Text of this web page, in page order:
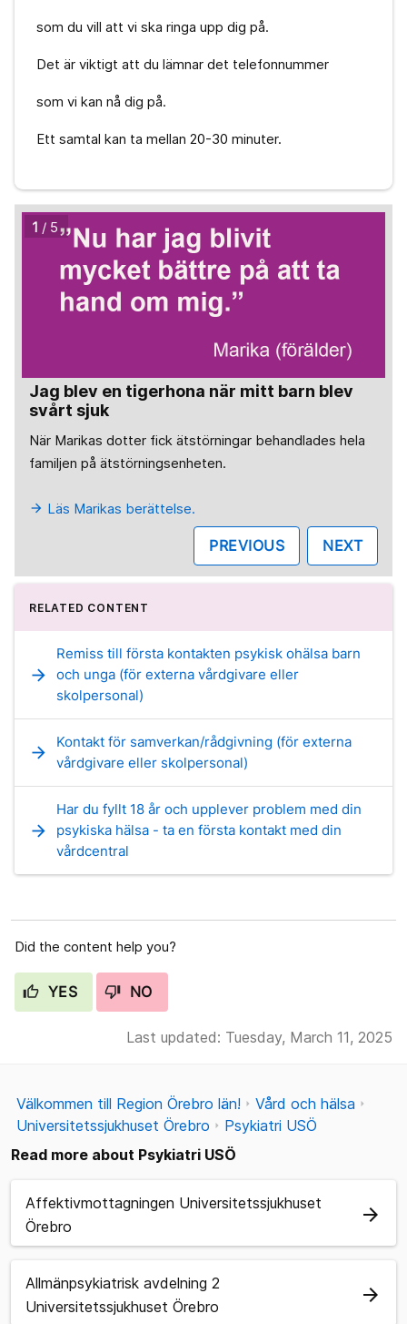
som du vill att vi ska ringa upp dig på.
Det är viktigt att du lämnar det telefonnummer
som vi kan nå dig på.
Ett samtal kan ta mellan 20-30 minuter.
Jag blev en tigerhona när mitt barn blev
svårt sjuk
När Marikas dotter fick ätstörningar behandlades hela
familjen på ätstörningsenheten.
arrow_forward Läs Marikas berättelse.
1 / 5
PREVIOUS NEXT
RELATED CONTENT
arrow_forward
Remiss till första kontakten psykisk ohälsa barn
och unga (för externa vårdgivare eller
skolpersonal)
arrow_forward
Kontakt för samverkan/rådgivning (för externa
vårdgivare eller skolpersonal)
arrow_forward
Har du fyllt 18 år och upplever problem med din
psykiska hälsa - ta en första kontakt med din
vårdcentral
Did the content help you?
YES NO
Last updated: Tuesday, March 11, 2025
Välkommen till Region Örebro län!
Vård och hälsa
Universitetssjukhuset Örebro
Psykiatri USÖ
Read more about Psykiatri USÖ
Affektivmottagningen Universitetssjukhuset
Örebro
arrow_forward
Allmänpsykiatrisk avdelning 2
Universitetssjukhuset Örebro
arrow_forward